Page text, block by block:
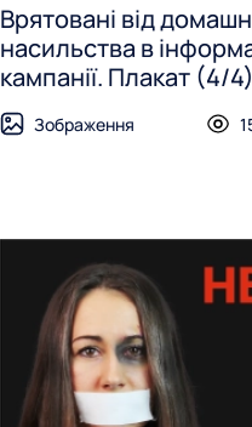
Врятовані від
насильства в
кампанії. Плакат (4/4)
Зображення